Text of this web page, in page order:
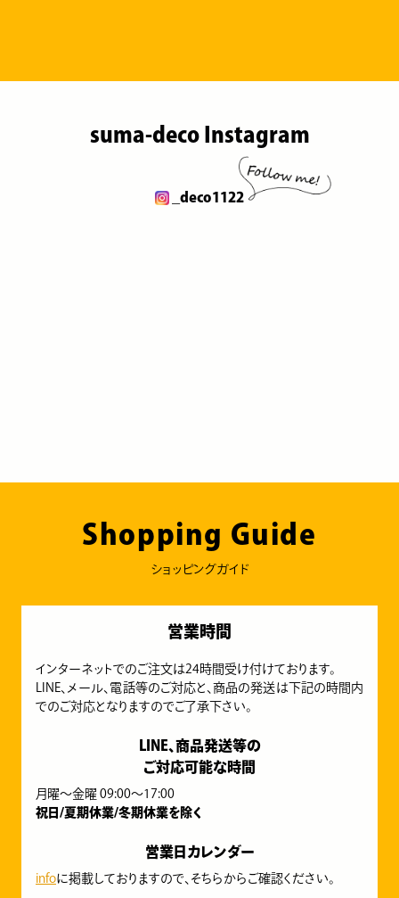
suma-deco Instagram
_deco1122
Shopping Guide
ショッピングガイド
営業時間
インターネットでのご注文は24時間受け付けております。
LINE、メール、電話等のご対応と、商品の発送は下記の時間内
でのご対応となりますのでご了承下さい。
LINE、商品発送等の
ご対応可能な時間
月曜～金曜 09:00～17:00
祝日/夏期休業/冬期休業を除く
営業日カレンダー
infoに掲載しておりますので、そちらからご確認ください。